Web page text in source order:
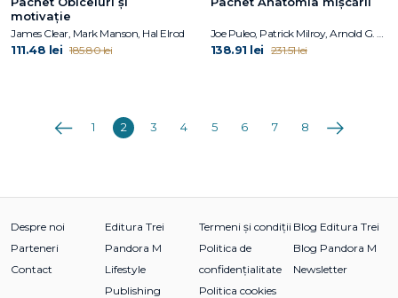
motivație
James Clear, Mark Manson, Hal Elrod
111.48 lei 185.80 lei 138.91 lei 231.51 lei
Anterioara
1 2 3 4 5 6 7 8 Următoarea
Despre noi
Parteneri
Contact
Editura Trei
Pandora M
Lifestyle
Publishing
Termeni și condiții
Politica de
confidențialitate
Politica cookies
Blog Editura Trei
Blog Pandora M
Newsletter